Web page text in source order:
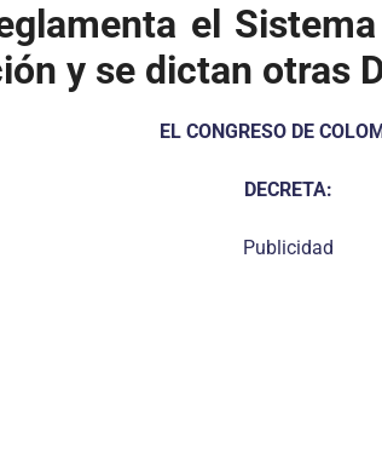
el
y se dictan otras
EL CONGRESO DE
DECRETA:
Publicidad